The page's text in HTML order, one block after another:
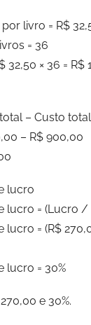
livro = R$
= 36
32,50 × 36 = R$
– Custo total
– R$ 900,00
lucro
lucro = (Lucro /
lucro = (R$
lucro = 30%
e 30%.